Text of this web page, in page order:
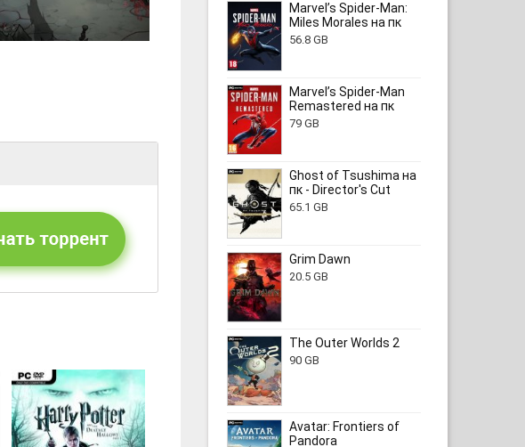
Marvel’s Spider-Man:
Miles Morales на пк
56.8 GB
Marvel’s Spider-Man
Remastered на пк
79 GB
Ghost of Tsushima на
пк - Director's Cut
65.1 GB
Grim Dawn
20.5 GB
The Outer Worlds 2
90 GB
Avatar: Frontiers of
Pandora